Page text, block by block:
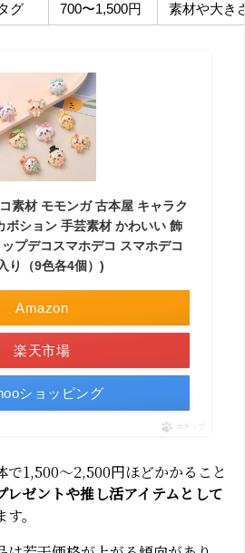
グ 700〜1,500円 素材や大き
素材 モモンガ 古本屋 キャラク
ボション 手芸素材 かわいい 飾
プデコスマホデコ スマホデコ
り（9色各4個）)
Amazon
楽天市場
ショッピング
ポチップ
で1,500〜2,500円ほどかかること
レゼントや推し活アイテムとして
。